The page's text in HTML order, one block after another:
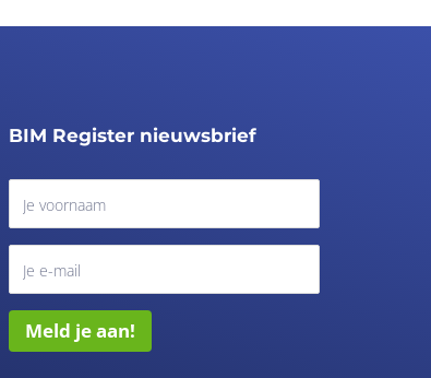
BIM Register nieuwsbrief
Meld je aan!